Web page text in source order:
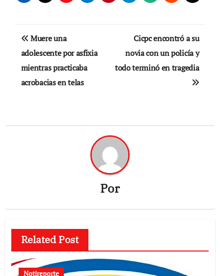
Navegación
de
entradas
Muere una
adolescente por asfixia
mientras practicaba
acrobacias en telas
Cicpc encontró a su
novia con un policía y
todo terminó en tragedia
Por
Related Post
Notireporte